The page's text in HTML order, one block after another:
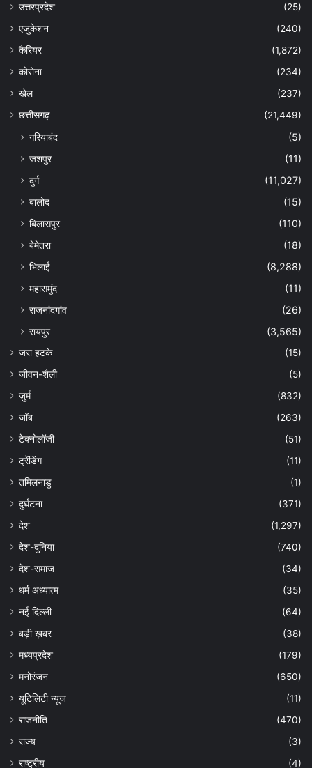
उत्तरप्रदेश
(25)
एजुकेशन
(240)
कैरियर
(1,872)
कोरोना
(234)
खेल
(237)
छत्तीसगढ़
(21,449)
गरियाबंद
(5)
जशपुर
(11)
दुर्ग
(11,027)
बालोद
(15)
बिलासपुर
(110)
बेमेतरा
(18)
भिलाई
(8,288)
महासमुंद
(11)
राजनांदगांव
(26)
रायपुर
(3,565)
जरा हटके
(15)
जीवन-शैली
(5)
जुर्म
(832)
जॉब
(263)
टेक्नोलॉजी
(51)
ट्रेंडिंग
(11)
तमिलनाडु
(1)
दुर्घटना
(371)
देश
(1,297)
देश-दुनिया
(740)
देश-समाज
(34)
धर्म अध्यात्म
(35)
नई दिल्ली
(64)
बड़ी ख़बर
(38)
मध्यप्रदेश
(179)
मनोरंजन
(650)
यूटिलिटी न्यूज
(11)
राजनीति
(470)
राज्य
(3)
राष्ट्रीय
(4)